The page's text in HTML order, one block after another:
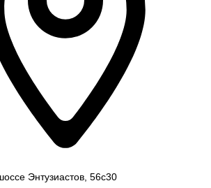
Энтузиастов, 56с30